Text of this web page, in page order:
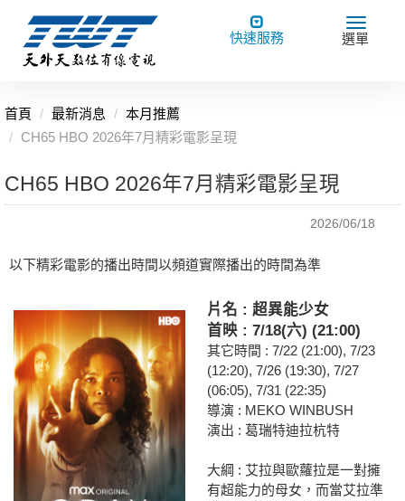
Toggle
navigation
快速服務
Toggle
選單
首頁 最新消息
本月推薦
CH65 HBO 2026年7月精彩電影呈現
CH65 HBO 2026年7月精彩電影呈現
2026/06/18
以下精彩電影的播出時間以頻道實際播出的時間為準
片名 : 超異能少女
首映 : 7/18(六) (21:00)
其它時間 : 7/22 (21:00), 7/23
(12:20), 7/26 (19:30), 7/27
(06:05), 7/31 (22:35)
導演 : MEKO WINBUSH
演出 : 葛瑞特迪拉杭特
大綱 : 艾拉與歐蘿拉是一對擁
有超能力的母女，而當艾拉準